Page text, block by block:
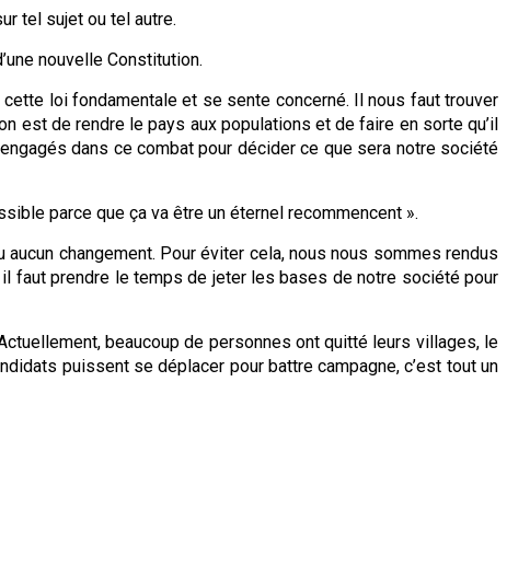
tel sujet ou tel autre.
nouvelle Constitution.
loi fondamentale et se sente concerné. Il nous faut trouver
est de rendre le pays aux populations et de faire en sorte qu’il
dans ce combat pour décider ce que sera notre société
parce que ça va être un éternel recommencent ».
changement. Pour éviter cela, nous nous sommes rendus
il faut prendre le temps de jeter les bases de notre société pour
beaucoup de personnes ont quitté leurs villages, le
puissent se déplacer pour battre campagne, c’est tout un